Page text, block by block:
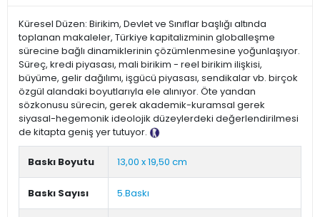
Küresel Düzen: Birikim, Devlet ve Sınıflar başlığı altında
toplanan makaleler, Türkiye kapitalizminin globalleşme
sürecine bağlı dinamiklerinin çözümlenmesine yoğunlaşıyor.
Süreç, kredi piyasası, mali birikim - reel birikim ilişkisi,
büyüme, gelir dağılımı, işgücü piyasası, sendikalar vb. birçok
özgül alandaki boyutlarıyla ele alınıyor. Öte yandan
sözkonusu sürecin, gerek akademik-kuramsal gerek
siyasal-hegemonik ideolojik düzeylerdeki değerlendirilmesi
de kitapta geniş yer tutuyor.
Baskı Boyutu 13,00 x 19,50 cm
Baskı Sayısı 5.Baskı